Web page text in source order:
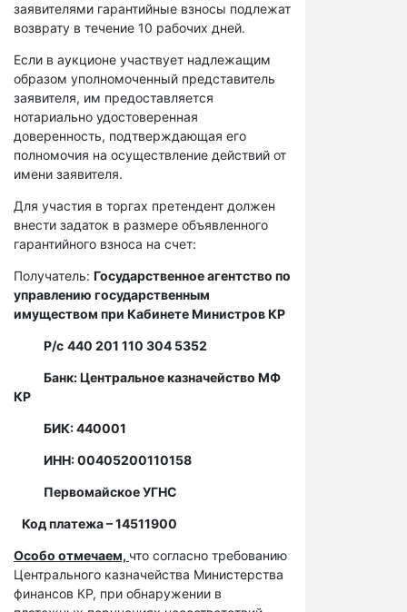
заявителями гарантийные взносы подлежат
возврату в течение 10 рабочих дней.
Если в аукционе участвует надлежащим
образом уполномоченный представитель
заявителя, им предоставляется
нотариально удостоверенная
доверенность, подтверждающая его
полномочия на осуществление действий от
имени заявителя.
Для участия в торгах претендент должен
внести задаток в размере объявленного
гарантийного взноса на счет:
Получатель: Государственное агентство по
управлению государственным
имуществом при Кабинете Министров КР
Р/с 440 201 110 304 5352
Банк: Центральное казначейство МФ
КР
БИК: 440001
ИНН: 00405200110158
Первомайское УГНС
Код платежа – 14511900
Особо отмечаем, что согласно требованию
Центрального казначейства Министерства
финансов КР, при обнаружении в